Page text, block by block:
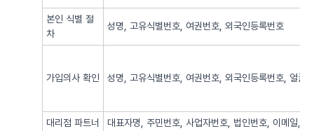
본인 식별 절
차
성명, 고유식별번호, 여권번호, 외국인등록번호
가입의사 확인 성명, 고유식별번호, 여권번호, 외국인등록번호, 얼굴
대리점 파트너
대표자명, 주민번호, 사업자번호, 법인번호, 이메일,